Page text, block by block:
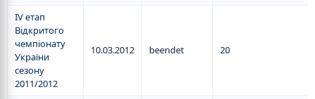
IV етап
Відкритого
чемпіонату
України
сезону
2011/2012
10.03.2012 beendet 20